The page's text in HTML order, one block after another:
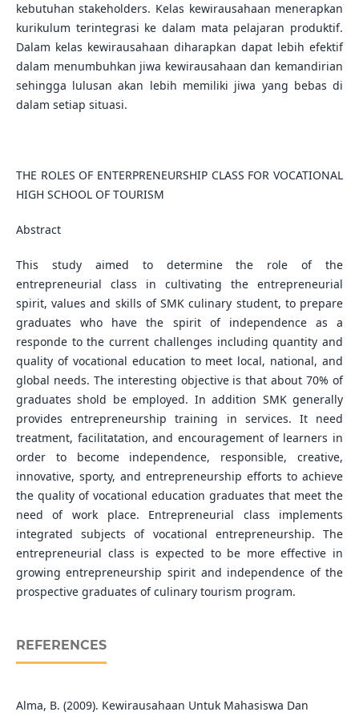
kebutuhan stakeholders. Kelas kewirausahaan menerapkan
kurikulum terintegrasi ke dalam mata pelajaran produktif.
Dalam kelas kewirausahaan diharapkan dapat lebih efektif
dalam menumbuhkan jiwa kewirausahaan dan kemandirian
sehingga lulusan akan lebih memiliki jiwa yang bebas di
dalam setiap situasi.
THE ROLES OF ENTERPRENEURSHIP CLASS FOR VOCATIONAL
HIGH SCHOOL OF TOURISM
Abstract
This study aimed to determine the role of the
entrepreneurial class in cultivating the entrepreneurial
spirit, values and skills of SMK culinary student, to prepare
graduates who have the spirit of independence as a
responde to the current challenges including quantity and
quality of vocational education to meet local, national, and
global needs. The interesting objective is that about 70% of
graduates shold be employed. In addition SMK generally
provides entrepreneurship training in services. It need
treatment, facilitatation, and encouragement of learners in
order to become independence, responsible, creative,
innovative, sporty, and entrepreneurship efforts to achieve
the quality of vocational education graduates that meet the
need of work place. Entrepreneurial class implements
integrated subjects of vocational entrepreneurship. The
entrepreneurial class is expected to be more effective in
growing entrepreneurship spirit and independence of the
prospective graduates of culinary tourism program.
REFERENCES
Alma, B. (2009). Kewirausahaan Untuk Mahasiswa Dan